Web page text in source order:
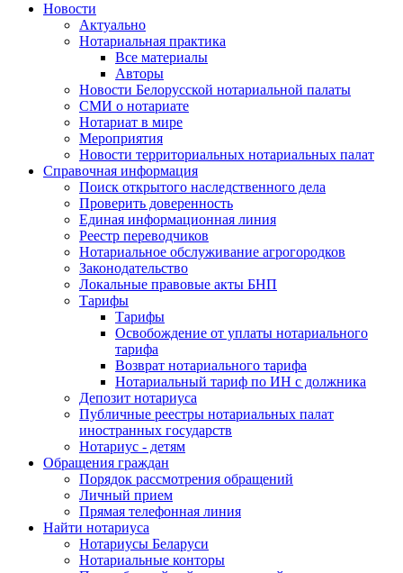
Новости
Актуально
Нотариальная практика
Все материалы
Авторы
Новости Белорусской нотариальной палаты
СМИ о нотариате
Нотариат в мире
Мероприятия
Новости территориальных нотариальных палат
Справочная информация
Поиск открытого наследственного дела
Проверить доверенность
Единая информационная линия
Реестр переводчиков
Нотариальное обслуживание агрогородков
Законодательство
Локальные правовые акты БНП
Тарифы
Тарифы
Освобождение от уплаты нотариального
тарифа
Возврат нотариального тарифа
Нотариальный тариф по ИН с должника
Депозит нотариуса
Публичные реестры нотариальных палат
иностранных государств
Нотариус - детям
Обращения граждан
Порядок рассмотрения обращений
Личный прием
Прямая телефонная линия
Найти нотариуса
Нотариусы Беларуси
Нотариальные конторы